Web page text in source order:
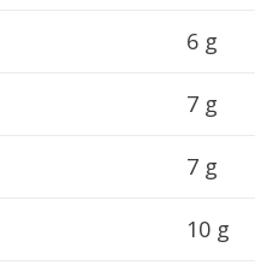
6 g
7 g
7 g
10 g